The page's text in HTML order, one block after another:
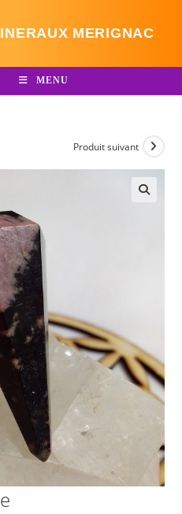
MERIGNAC
MENU
Produit suivant